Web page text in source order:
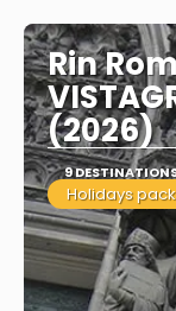
Rin
(2026)
9
Holidays